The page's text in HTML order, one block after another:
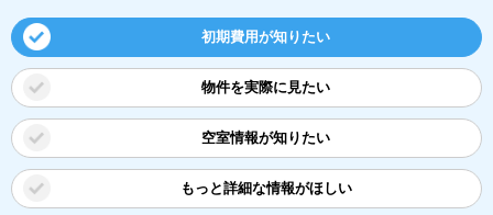
初期費用が知りたい
物件を実際に見たい
空室情報が知りたい
もっと詳細な情報がほしい